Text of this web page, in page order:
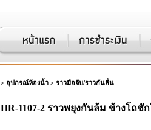
> อุปกรณ์ห้องน้ำ > ราวมือจับ/ราวกันลื่น
HR-1107-2 ราวพยุงกันล้ม ข้างโถชั